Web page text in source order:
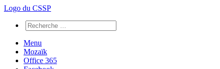
Logo du CSSP
Menu
Mozaïk
Office 365